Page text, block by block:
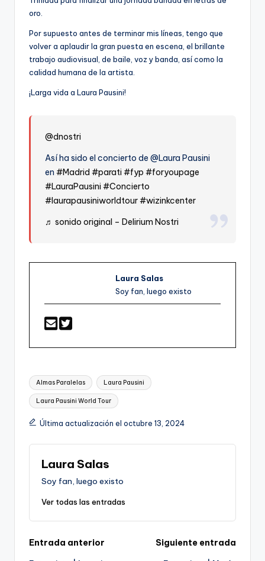
oro.
Por supuesto antes de terminar mis líneas, tengo que
volver a aplaudir la gran puesta en escena, el brillante
trabajo audiovisual, de baile, voz y banda, así como la
calidad humana de la artista.
¡Larga vida a Laura Pausini!
@dnostri
Así ha sido el concierto de @Laura Pausini
en#Madrid #parati #fyp #foryoupage
#LauraPausini #Concierto
#laurapausiniworldtour#wizinkcenter
♬ sonido original – Delirium Nostri
Laura Salas
Soy fan, luego existo
Etiquetas:
Almas Paralelas Laura Pausini
Laura Pausini World Tour
Última actualización el octubre 13, 2024
Laura Salas
Soy fan, luego existo
Ver todas las entradas
Navegación
Entrada anterior
Siguiente entrada